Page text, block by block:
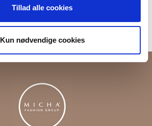
Tillad alle cookies
Kun nødvendige cookies